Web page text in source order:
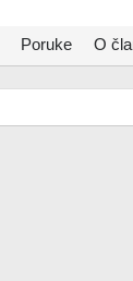
Poruke O